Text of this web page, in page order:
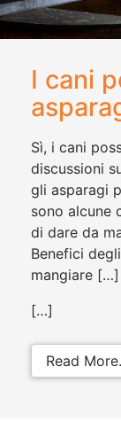
I cani
Sì, i cani
discussioni
gli asparagi
sono alcune
di dare da
Benefici
mangiare […]
[…]
Read